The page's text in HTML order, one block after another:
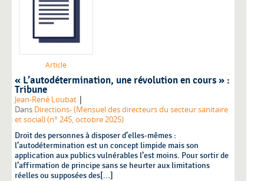
Article
« L’autodétermination, une révolution en cours » :
Tribune
Jean-René Loubat |
Dans Directions- (Mensuel des directeurs du secteur sanitaire
et social) (n° 245, octobre 2025)
Droit des personnes à disposer d’elles-mêmes :
l’autodétermination est un concept limpide mais son
application aux publics vulnérables l’est moins. Pour sortir de
l’affirmation de principe sans se heurter aux limitations
réelles ou supposées des[...]